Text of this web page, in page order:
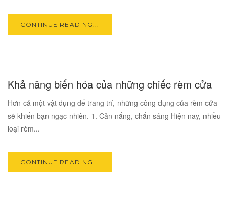
CONTINUE READING...
OCT
Khả năng biến hóa của những chiếc rèm cửa
Hơn cả một vật dụng để trang trí, những công dụng của rèm cửa
sẽ khiến bạn ngạc nhiên. 1. Cản nắng, chắn sáng Hiện nay, nhiều
loại rèm...
CONTINUE READING...